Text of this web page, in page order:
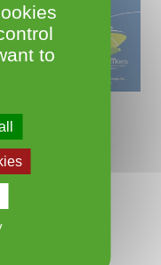
to